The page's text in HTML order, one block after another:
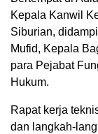
Kepala Kanwil
Siburian,
Mufid, Kepala
para Pejabat
Hukum.
Rapat kerja
dan langkah-